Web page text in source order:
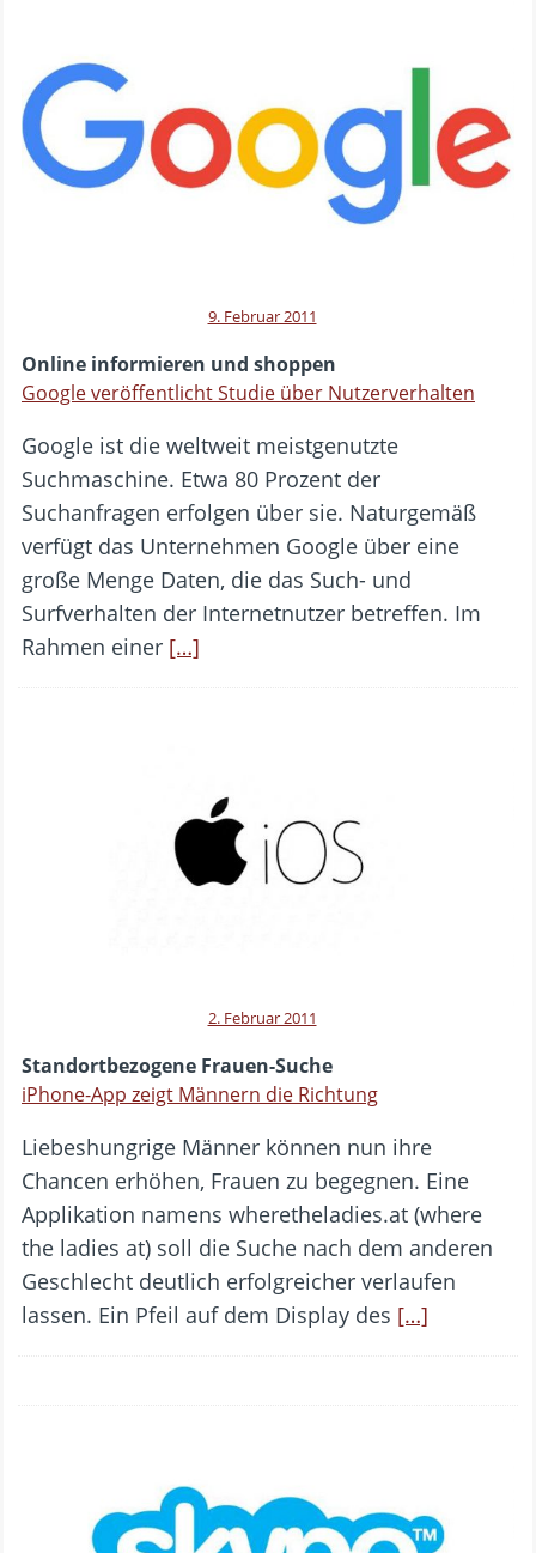
9. Februar 2011
Online informieren und shoppen
Google veröffentlicht Studie über Nutzerverhalten
Google ist die weltweit meistgenutzte
Suchmaschine. Etwa 80 Prozent der
Suchanfragen erfolgen über sie. Naturgemäß
verfügt das Unternehmen Google über eine
große Menge Daten, die das Such- und
Surfverhalten der Internetnutzer betreffen. Im
Rahmen einer […]
2. Februar 2011
Standortbezogene Frauen-Suche
iPhone-App zeigt Männern die Richtung
Liebeshungrige Männer können nun ihre
Chancen erhöhen, Frauen zu begegnen. Eine
Applikation namens wheretheladies.at (where
the ladies at) soll die Suche nach dem anderen
Geschlecht deutlich erfolgreicher verlaufen
lassen. Ein Pfeil auf dem Display des […]